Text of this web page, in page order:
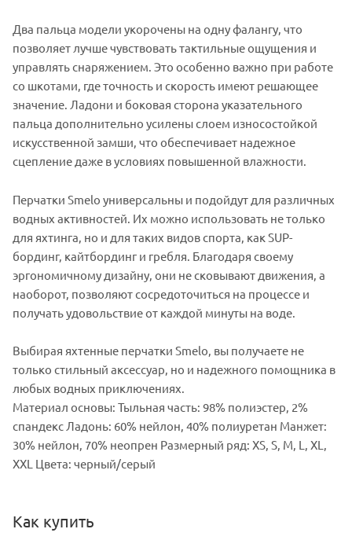
Два пальца модели укорочены на одну фалангу, что
позволяет лучше чувствовать тактильные ощущения и
управлять снаряжением. Это особенно важно при работе
со шкотами, где точность и скорость имеют решающее
значение. Ладони и боковая сторона указательного
пальца дополнительно усилены слоем износостойкой
искусственной замши, что обеспечивает надежное
сцепление даже в условиях повышенной влажности.
Перчатки Smelo универсальны и подойдут для различных
водных активностей. Их можно использовать не только
для яхтинга, но и для таких видов спорта, как SUP-
бординг, кайтбординг и гребля. Благодаря своему
эргономичному дизайну, они не сковывают движения, а
наоборот, позволяют сосредоточиться на процессе и
получать удовольствие от каждой минуты на воде.
Выбирая яхтенные перчатки Smelo, вы получаете не
только стильный аксессуар, но и надежного помощника в
любых водных приключениях.
Материал основы: Тыльная часть: 98% полиэстер, 2%
спандекс Ладонь: 60% нейлон, 40% полиуретан Манжет:
30% нейлон, 70% неопрен Размерный ряд: XS, S, M, L, XL,
XXL Цвета: черный/серый
Как купить